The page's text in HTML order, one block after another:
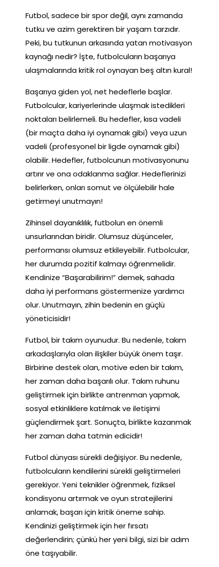
Futbol, sadece bir spor değil, aynı zamanda
tutku ve azim gerektiren bir yaşam tarzıdır.
Peki, bu tutkunun arkasında yatan motivasyon
kaynağı nedir? İşte, futbolcuların başarıya
ulaşmalarında kritik rol oynayan beş altın kural!
Başarıya giden yol, net hedeflerle başlar.
Futbolcular, kariyerlerinde ulaşmak istedikleri
noktaları belirlemeli. Bu hedefler, kısa vadeli
(bir maçta daha iyi oynamak gibi) veya uzun
vadeli (profesyonel bir ligde oynamak gibi)
olabilir. Hedefler, futbolcunun motivasyonunu
artırır ve ona odaklanma sağlar. Hedeflerinizi
belirlerken, onları somut ve ölçülebilir hale
getirmeyi unutmayın!
Zihinsel dayanıklılık, futbolun en önemli
unsurlarından biridir. Olumsuz düşünceler,
performansı olumsuz etkileyebilir. Futbolcular,
her durumda pozitif kalmayı öğrenmelidir.
Kendinize “Başarabilirim!” demek, sahada
daha iyi performans göstermenize yardımcı
olur. Unutmayın, zihin bedenin en güçlü
yöneticisidir!
Futbol, bir takım oyunudur. Bu nedenle, takım
arkadaşlarıyla olan ilişkiler büyük önem taşır.
Birbirine destek olan, motive eden bir takım,
her zaman daha başarılı olur. Takım ruhunu
geliştirmek için birlikte antrenman yapmak,
sosyal etkinliklere katılmak ve iletişimi
güçlendirmek şart. Sonuçta, birlikte kazanmak
her zaman daha tatmin edicidir!
Futbol dünyası sürekli değişiyor. Bu nedenle,
futbolcuların kendilerini sürekli geliştirmeleri
gerekiyor. Yeni teknikler öğrenmek, fiziksel
kondisyonu artırmak ve oyun stratejilerini
anlamak, başarı için kritik öneme sahip.
Kendinizi geliştirmek için her fırsatı
değerlendirin; çünkü her yeni bilgi, sizi bir adım
öne taşıyabilir.